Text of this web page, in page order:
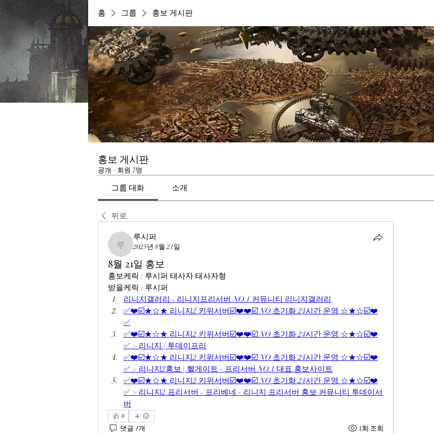
홈 그룹 홍보 게시판
홍보 게시판
공개 · 회원 7명
그룹 대화 소개
뒤로
루시퍼
루시퍼
2025년 8월 21일
8월 21일 홍보
홍보케릭 : 루시퍼 태사자 태사자형
받을케릭 : 루시퍼
리니지갤러리 - 리니지프리서버 NO.1 커뮤니티 리니지갤러리
✅❤️☑️★☆★ 리니지2 키위서버☑️❤️❤️☑️ NO 초기화 24시간 운영 ☆★☆☑️❤️
✅
✅❤️☑️★☆★ 리니지2 키위서버☑️❤️❤️☑️ NO 초기화 24시간 운영 ☆★☆☑️❤️
✅ > 리니지 | 투데이프리
✅❤️☑️★☆★ 리니지2 키위서버☑️❤️❤️☑️ NO 초기화 24시간 운영 ☆★☆☑️❤️
✅ > 리니지2홍보 | 헬게이트 - 프리서버 NO.1 대표 홍보사이트
✅❤️☑️★☆★ 리니지2 키위서버☑️❤️❤️☑️ NO 초기화 24시간 운영 ☆★☆☑️❤️
✅ > 리니지2 프리서버 - 프리베네 - 리니지 프리서버 홍보 커뮤니티 투데이서
버
0
댓글 1개 4회 조회